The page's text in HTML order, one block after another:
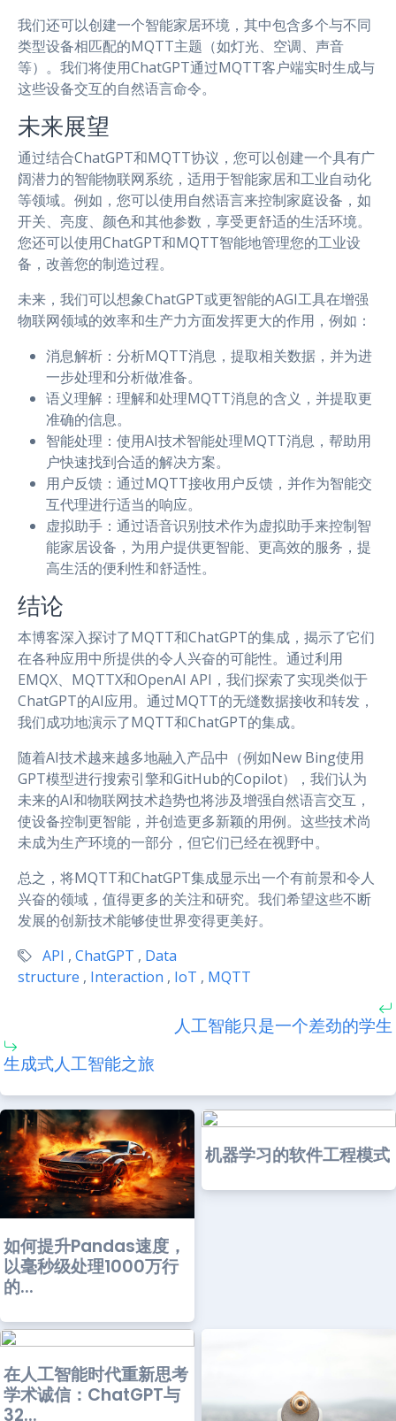
我们还可以创建一个智能家居环境，其中包含多个与不同
类型设备相匹配的MQTT主题（如灯光、空调、声音
等）。我们将使用ChatGPT通过MQTT客户端实时生成与
这些设备交互的自然语言命令。
未来展望
通过结合ChatGPT和MQTT协议，您可以创建一个具有广
阔潜力的智能物联网系统，适用于智能家居和工业自动化
等领域。例如，您可以使用自然语言来控制家庭设备，如
开关、亮度、颜色和其他参数，享受更舒适的生活环境。
您还可以使用ChatGPT和MQTT智能地管理您的工业设
备，改善您的制造过程。
未来，我们可以想象ChatGPT或更智能的AGI工具在增强
物联网领域的效率和生产力方面发挥更大的作用，例如：
消息解析：分析MQTT消息，提取相关数据，并为进
一步处理和分析做准备。
语义理解：理解和处理MQTT消息的含义，并提取更
准确的信息。
智能处理：使用AI技术智能处理MQTT消息，帮助用
户快速找到合适的解决方案。
用户反馈：通过MQTT接收用户反馈，并作为智能交
互代理进行适当的响应。
虚拟助手：通过语音识别技术作为虚拟助手来控制智
能家居设备，为用户提供更智能、更高效的服务，提
高生活的便利性和舒适性。
结论
本博客深入探讨了MQTT和ChatGPT的集成，揭示了它们
在各种应用中所提供的令人兴奋的可能性。通过利用
EMQX、MQTTX和OpenAI API，我们探索了实现类似于
ChatGPT的AI应用。通过MQTT的无缝数据接收和转发，
我们成功地演示了MQTT和ChatGPT的集成。
随着AI技术越来越多地融入产品中（例如New Bing使用
GPT模型进行搜索引擎和GitHub的Copilot），我们认为
未来的AI和物联网技术趋势也将涉及增强自然语言交互，
使设备控制更智能，并创造更多新颖的用例。这些技术尚
未成为生产环境的一部分，但它们已经在视野中。
总之，将MQTT和ChatGPT集成显示出一个有前景和令人
兴奋的领域，值得更多的关注和研究。我们希望这些不断
发展的创新技术能够使世界变得更美好。
API , ChatGPT , Data
structure , Interaction , IoT , MQTT
人工智能只是一个差劲的学生
生成式人工智能之旅
如何提升Pandas速度，
以毫秒级处理1000万行
的...
机器学习的软件工程模式
在人工智能时代重新思考
学术诚信：ChatGPT与
32...